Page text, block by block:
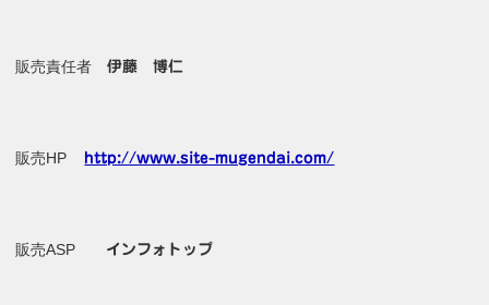
販売責任者伊藤 博仁
販売HP http://www.site-mugendai.com/
販売ASP インフォトップ